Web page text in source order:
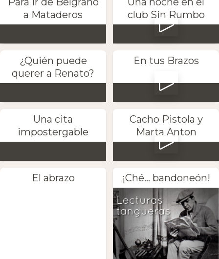
a Mataderos
club Sin Rumbo
¿Quién puede
querer a Renato?
En tus Brazos
Una cita
impostergable
Cacho Pistola y
Marta Anton
El abrazo ¡Ché... bandoneón!